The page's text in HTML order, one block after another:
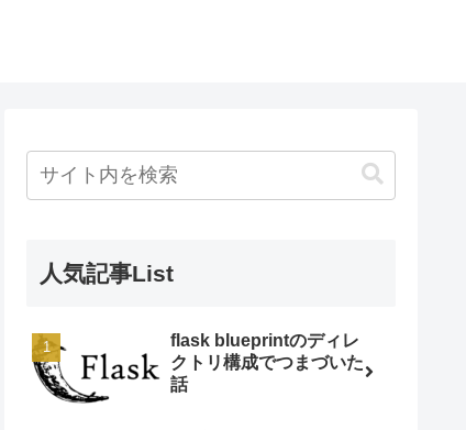
人気記事List
flask blueprintのディレ
クトリ構成でつまづいた
話